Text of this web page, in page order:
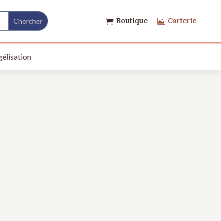
 Boutique  Carterie